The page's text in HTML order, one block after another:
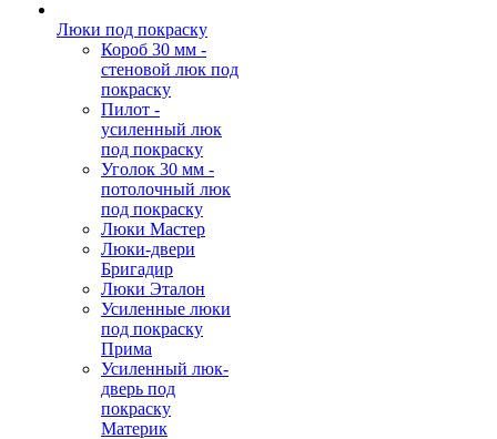
Люки под покраску
Короб 30 мм -
стеновой люк под
покраску
Пилот -
усиленный люк
под покраску
Уголок 30 мм -
потолочный люк
под покраску
Люки Мастер
Люки-двери
Бригадир
Люки Эталон
Усиленные люки
под покраску
Прима
Усиленный люк-
дверь под
покраску
Материк